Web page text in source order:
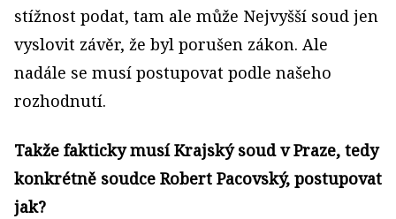
stížnost podat, tam ale může Nejvyšší soud jen
vyslovit závěr, že byl porušen zákon. Ale
nadále se musí postupovat podle našeho
rozhodnutí.
Takže fakticky musí Krajský soud v Praze, tedy
konkrétně soudce Robert Pacovský, postupovat
jak?